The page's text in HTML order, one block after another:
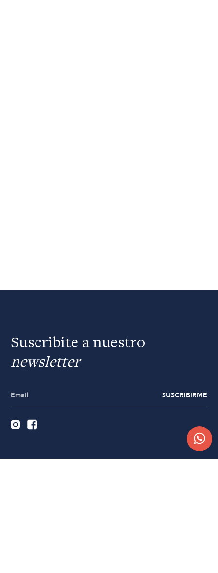
Suscribite a nuestro
newsletter
SUSCRIBIRME